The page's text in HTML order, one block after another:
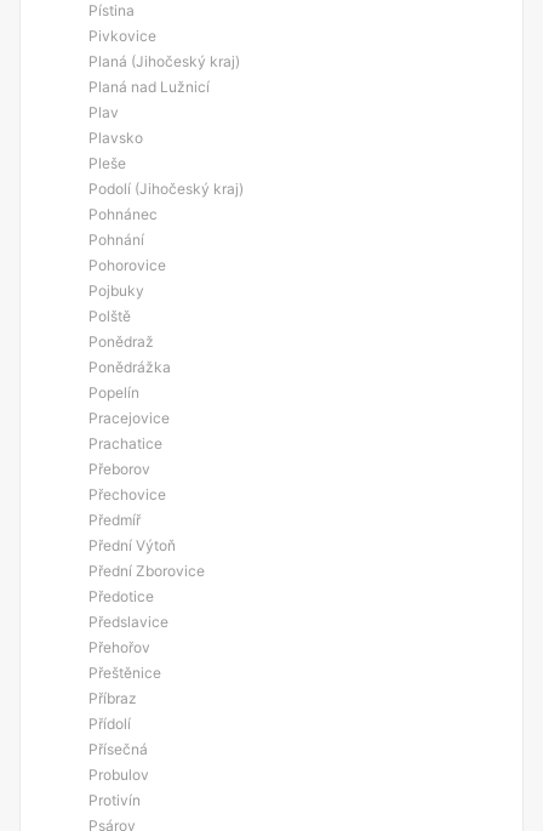
Pístina
Pivkovice
Planá (Jihočeský kraj)
Planá nad Lužnicí
Plav
Plavsko
Pleše
Podolí (Jihočeský kraj)
Pohnánec
Pohnání
Pohorovice
Pojbuky
Polště
Ponědraž
Ponědrážka
Popelín
Pracejovice
Prachatice
Přeborov
Přechovice
Předmíř
Přední Výtoň
Přední Zborovice
Předotice
Předslavice
Přehořov
Přeštěnice
Příbraz
Přídolí
Přísečná
Probulov
Protivín
Psárov